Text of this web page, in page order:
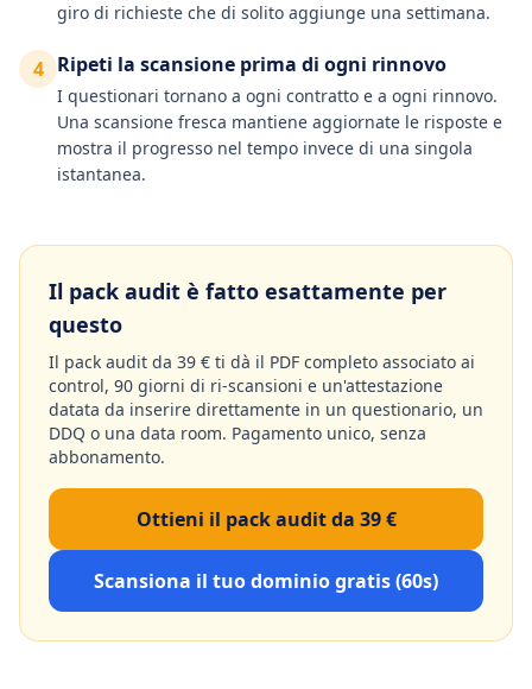
giro di richieste che di solito aggiunge una settimana.
4 Ripeti la scansione prima di ogni rinnovo
I questionari tornano a ogni contratto e a ogni rinnovo.
Una scansione fresca mantiene aggiornate le risposte e
mostra il progresso nel tempo invece di una singola
istantanea.
Il pack audit è fatto esattamente per
questo
Il pack audit da 39 € ti dà il PDF completo associato ai
control, 90 giorni di ri-scansioni e un'attestazione
datata da inserire direttamente in un questionario, un
DDQ o una data room. Pagamento unico, senza
abbonamento.
Ottieni il pack audit da 39 €
Scansiona il tuo dominio gratis (60s)